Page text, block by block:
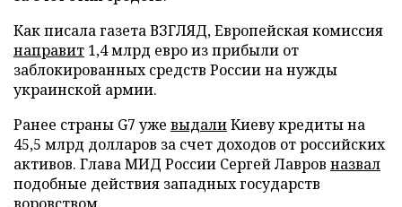
Как писала газета ВЗГЛЯД, Европейская комиссия
направит 1,4 млрд евро из прибыли от
заблокированных средств России на нужды
украинской армии.
Ранее страны G7 уже выдалиКиеву кредиты на
45,5 млрд долларов за счет доходов от российских
активов. Глава МИД России Сергей Лавров назвал
подобные действия западных государств